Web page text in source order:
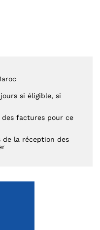
si éligible, si
factures pour ce
de la réception des